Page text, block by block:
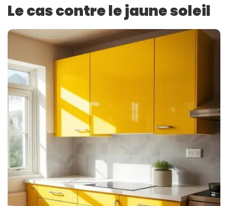
Le cas contre le jaune soleil